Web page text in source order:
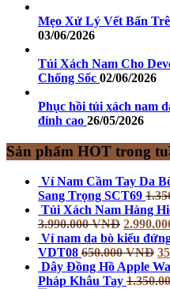
Mẹo Xử Lý Vết Bẩn
03/06/2026
Túi Xách Nam Cho
Chống Sốc 02/06/2026
Phục hồi túi xách nam
đỉnh cao 26/05/2026
Sản phẩm HOT trong
Ví Nam Cầm Tay Da
Sang Trọng SCT69
Túi Xách Nam Hàng
3.990.000VNĐ
Ví nam da bò kiểu
VDT08 650.000VNĐ
Dây Đồng Hồ Apple
Pháp Khâu Tay